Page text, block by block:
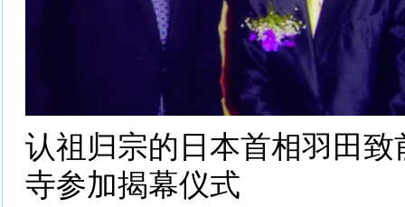
认祖归宗的日本首相羽田
寺参加揭幕仪式